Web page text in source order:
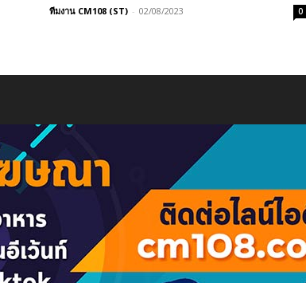
ทีมงาน CM108 (ST) - 02/08/2023 0